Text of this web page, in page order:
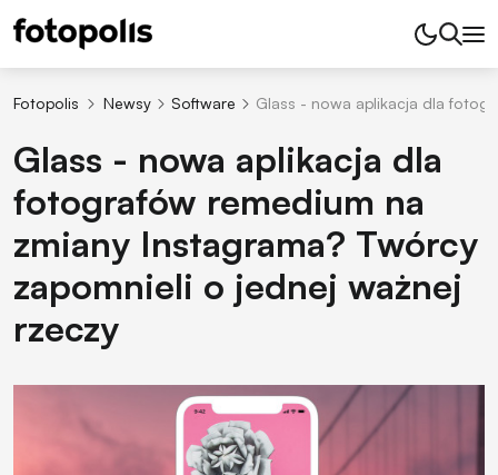
Fotopolis Newsy Software Glass - nowa aplikacja dla
Glass - nowa aplikacja dla
fotografów remedium na
zmiany Instagrama? Twórcy
zapomnieli o jednej ważnej
rzeczy